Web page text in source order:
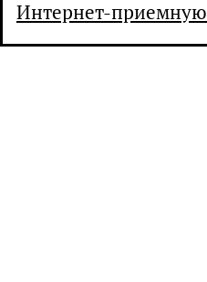
Интернет-приемную